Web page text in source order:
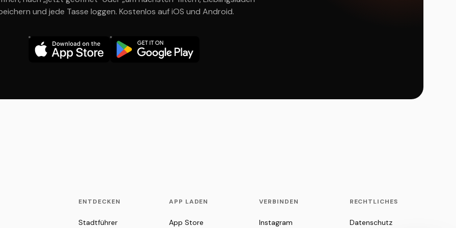
und jede Tasse loggen. Kostenlos auf iOS und Android.
ENTDECKEN
Stadtführer
APP LADEN
App Store
VERBINDEN
Instagram
RECHTLICHES
Datenschutz